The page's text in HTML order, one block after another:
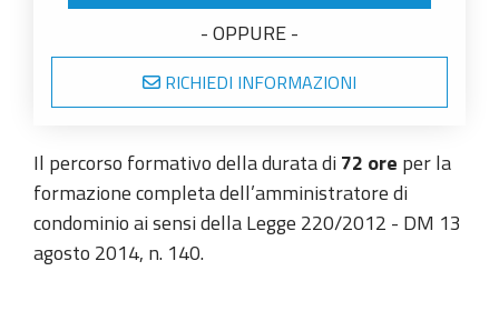
- OPPURE -
RICHIEDI INFORMAZIONI
Il percorso formativo della durata di72 ore per la
formazione completa dell’amministratore di
condominio ai sensi della Legge 220/2012 - DM 13
agosto 2014, n. 140.